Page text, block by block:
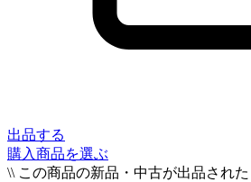
出品する
購入商品を選ぶ
\\ この商品の新品・中古が出品され